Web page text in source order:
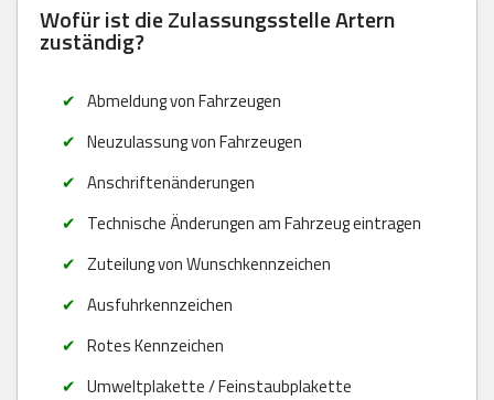
Wofür ist die Zulassungsstelle Artern
zuständig?
Abmeldung von Fahrzeugen
Neuzulassung von Fahrzeugen
Anschriftenänderungen
Technische Änderungen am Fahrzeug eintragen
Zuteilung von Wunschkennzeichen
Ausfuhrkennzeichen
Rotes Kennzeichen
Umweltplakette / Feinstaubplakette